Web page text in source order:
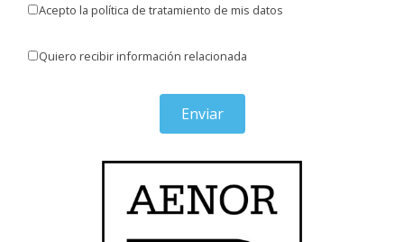
Acepto la política de tratamiento de mis datos
Quiero recibir información relacionada
Enviar